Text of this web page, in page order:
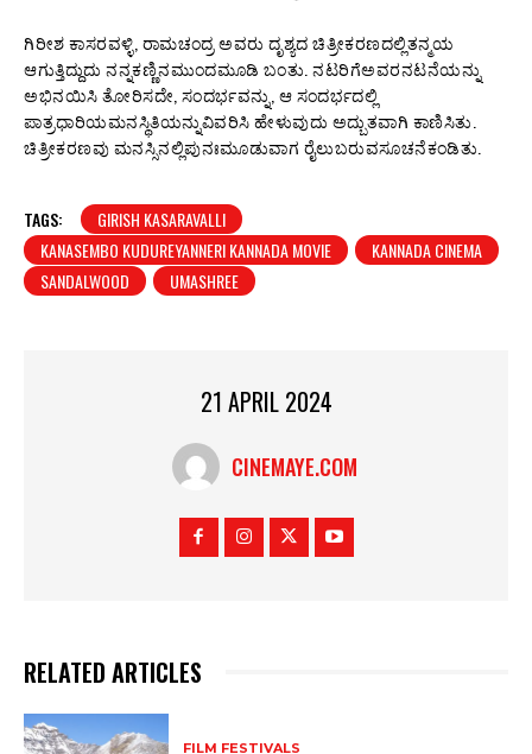
ಗಿರೀಶ ಕಾಸರವಳ್ಳಿ, ರಾಮಚಂದ್ರ ಅವರು ದೃಶ್ಯದ ಚಿತ್ರೀಕರಣದಲ್ಲಿತನ್ಮಯ
ಆಗುತ್ತಿದ್ದುದು ನನ್ನಕಣ್ಣಿನಮುಂದಮೂಡಿ ಬಂತು. ನಟರಿಗೆಅವರನಟನೆಯನ್ನು
ಅಭಿನಯಿಸಿ ತೋರಿಸದೇ, ಸಂದರ್ಭವನ್ನು, ಆ ಸಂದರ್ಭದಲ್ಲಿ
ಪಾತ್ರಧಾರಿಯಮನಸ್ಥಿತಿಯನ್ನುವಿವರಿಸಿ ಹೇಳುವುದು ಅದ್ಬುತವಾಗಿ ಕಾಣಿಸಿತು.
ಚಿತ್ರೀಕರಣವು ಮನಸ್ಸಿನಲ್ಲಿಪುನಃಮೂಡುವಾಗ ರೈಲುಬರುವಸೂಚನೆಕಂಡಿತು.
TAGS:
GIRISH KASARAVALLI
KANASEMBO KUDUREYANNERI KANNADA MOVIE
KANNADA CINEMA
SANDALWOOD
UMASHREE
21 APRIL 2024
CINEMAYE.COM
RELATED ARTICLES
FILM FESTIVALS